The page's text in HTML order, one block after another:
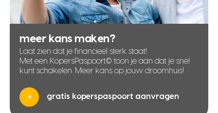
meer kans maken?
Laat zien dat je financieel sterk staat!
Met een KopersPaspoort© toon je aan dat je snel
kunt schakelen. Meer kans op jouw droomhuis!
gratis koperspaspoort aanvragen